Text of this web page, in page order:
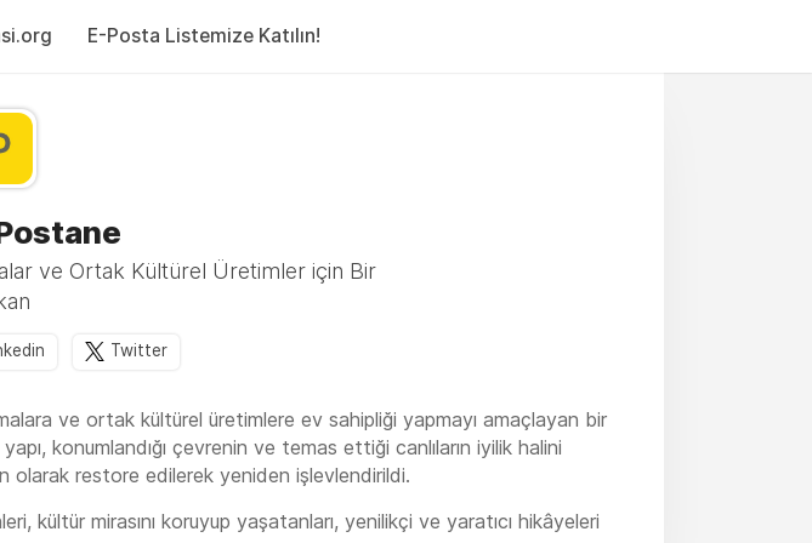
E-Posta Listemize Katılın!
ve Ortak Kültürel Üretimler için Bir
Twitter
ve ortak kültürel üretimlere ev sahipliği yapmayı amaçlayan bir
konumlandığı çevrenin ve temas ettiği canlıların iyilik halini
olarak restore edilerek yeniden işlevlendirildi.
kültür mirasını koruyup yaşatanları, yenilikçi ve yaratıcı hikâyeleri